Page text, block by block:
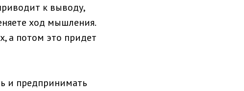
к выводу,
ход мышления.
а потом это придет
и предпринимать